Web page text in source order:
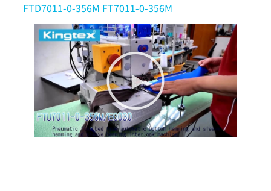
FTD7011-0-356M FT7011-0-356M